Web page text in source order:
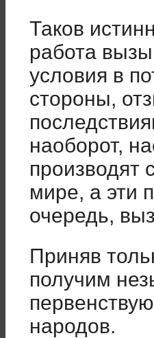
Таков
работа
условия в
стороны,
наоборот,
производят
мире, а эти
очередь,
Приняв
получим
народов.